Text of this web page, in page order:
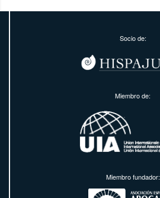
Socio de:
Miembro de:
Miembro fundador: